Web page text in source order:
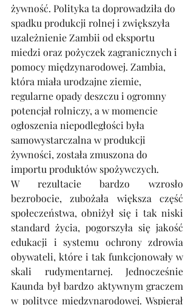
żywność. Polityka ta doprowadziła do
spadku produkcji rolnej i zwiększyła
uzależnienie Zambii od eksportu
miedzi oraz pożyczek zagranicznych i
pomocy międzynarodowej. Zambia,
która miała urodzajne ziemie,
regularne opady deszczu i ogromny
potencjał rolniczy, a w momencie
ogłoszenia niepodległości była
samowystarczalna w produkcji
żywności, została zmuszona do
importu produktów spożywczych.
W rezultacie bardzo wzrosło
bezrobocie, zubożała większa część
społeczeństwa, obniżył się i tak niski
standard życia, pogorszyła się jakość
edukacji i systemu ochrony zdrowia
obywateli, które i tak funkcjonowały w
skali rudymentarnej. Jednocześnie
Kaunda był bardzo aktywnym graczem
w polityce międzynarodowej. Wspierał